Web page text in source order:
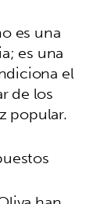
es una
es una
el
de los
popular.